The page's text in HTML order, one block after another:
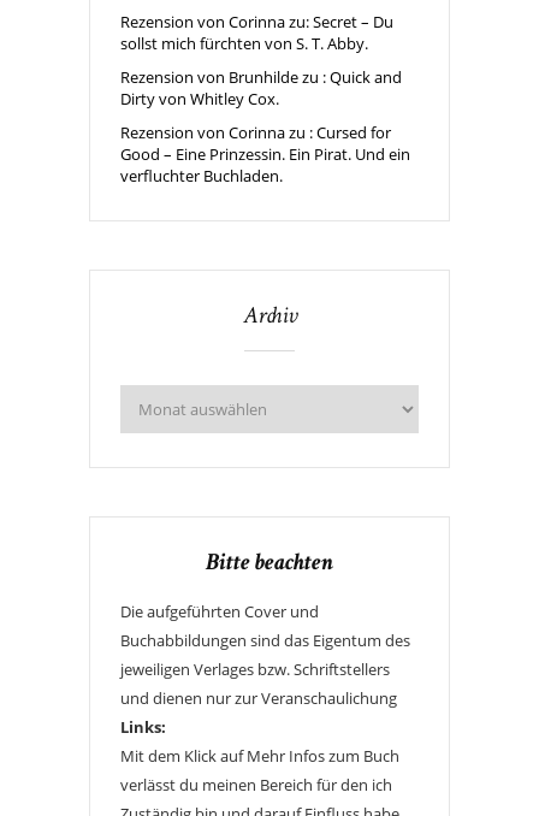
Rezension von Corinna zu: Secret – Du
sollst mich fürchten von S. T. Abby.
Rezension von Brunhilde zu : Quick and
Dirty von Whitley Cox.
Rezension von Corinna zu : Cursed for
Good – Eine Prinzessin. Ein Pirat. Und ein
verfluchter Buchladen.
Archiv
Bitte beachten
Die aufgeführten Cover und
Buchabbildungen sind das Eigentum des
jeweiligen Verlages bzw. Schriftstellers
und dienen nur zur Veranschaulichung
Links:
Mit dem Klick auf Mehr Infos zum Buch
verlässt du meinen Bereich für den ich